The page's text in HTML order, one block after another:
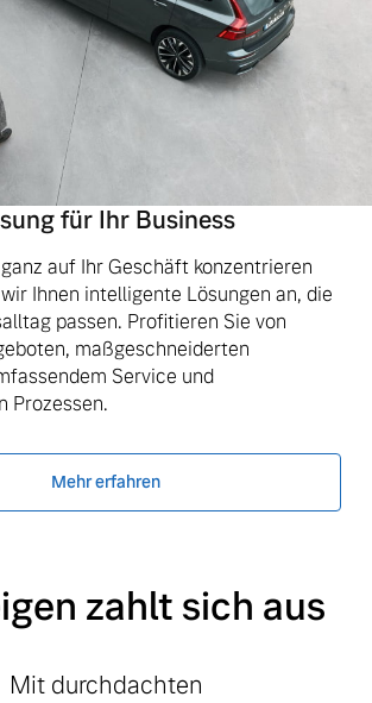
für Ihr Business
auf Ihr Geschäft konzentrieren
Ihnen intelligente Lösungen an, die
passen. Profitieren Sie von
maßgeschneiderten
Service und
Prozessen.
Mehr erfahren
zahlt sich aus
Mit durchdachten